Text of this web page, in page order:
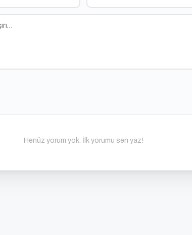
Henüz yorum yok. İlk yorumu sen yaz!